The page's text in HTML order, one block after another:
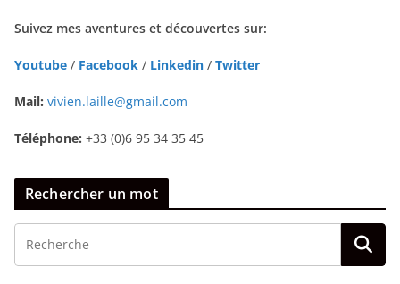
Suivez mes aventures et découvertes sur:
Youtube / Facebook / Linkedin / Twitter
Mail: vivien.laille@gmail.com
Téléphone: +33 (0)6 95 34 35 45
Rechercher un mot